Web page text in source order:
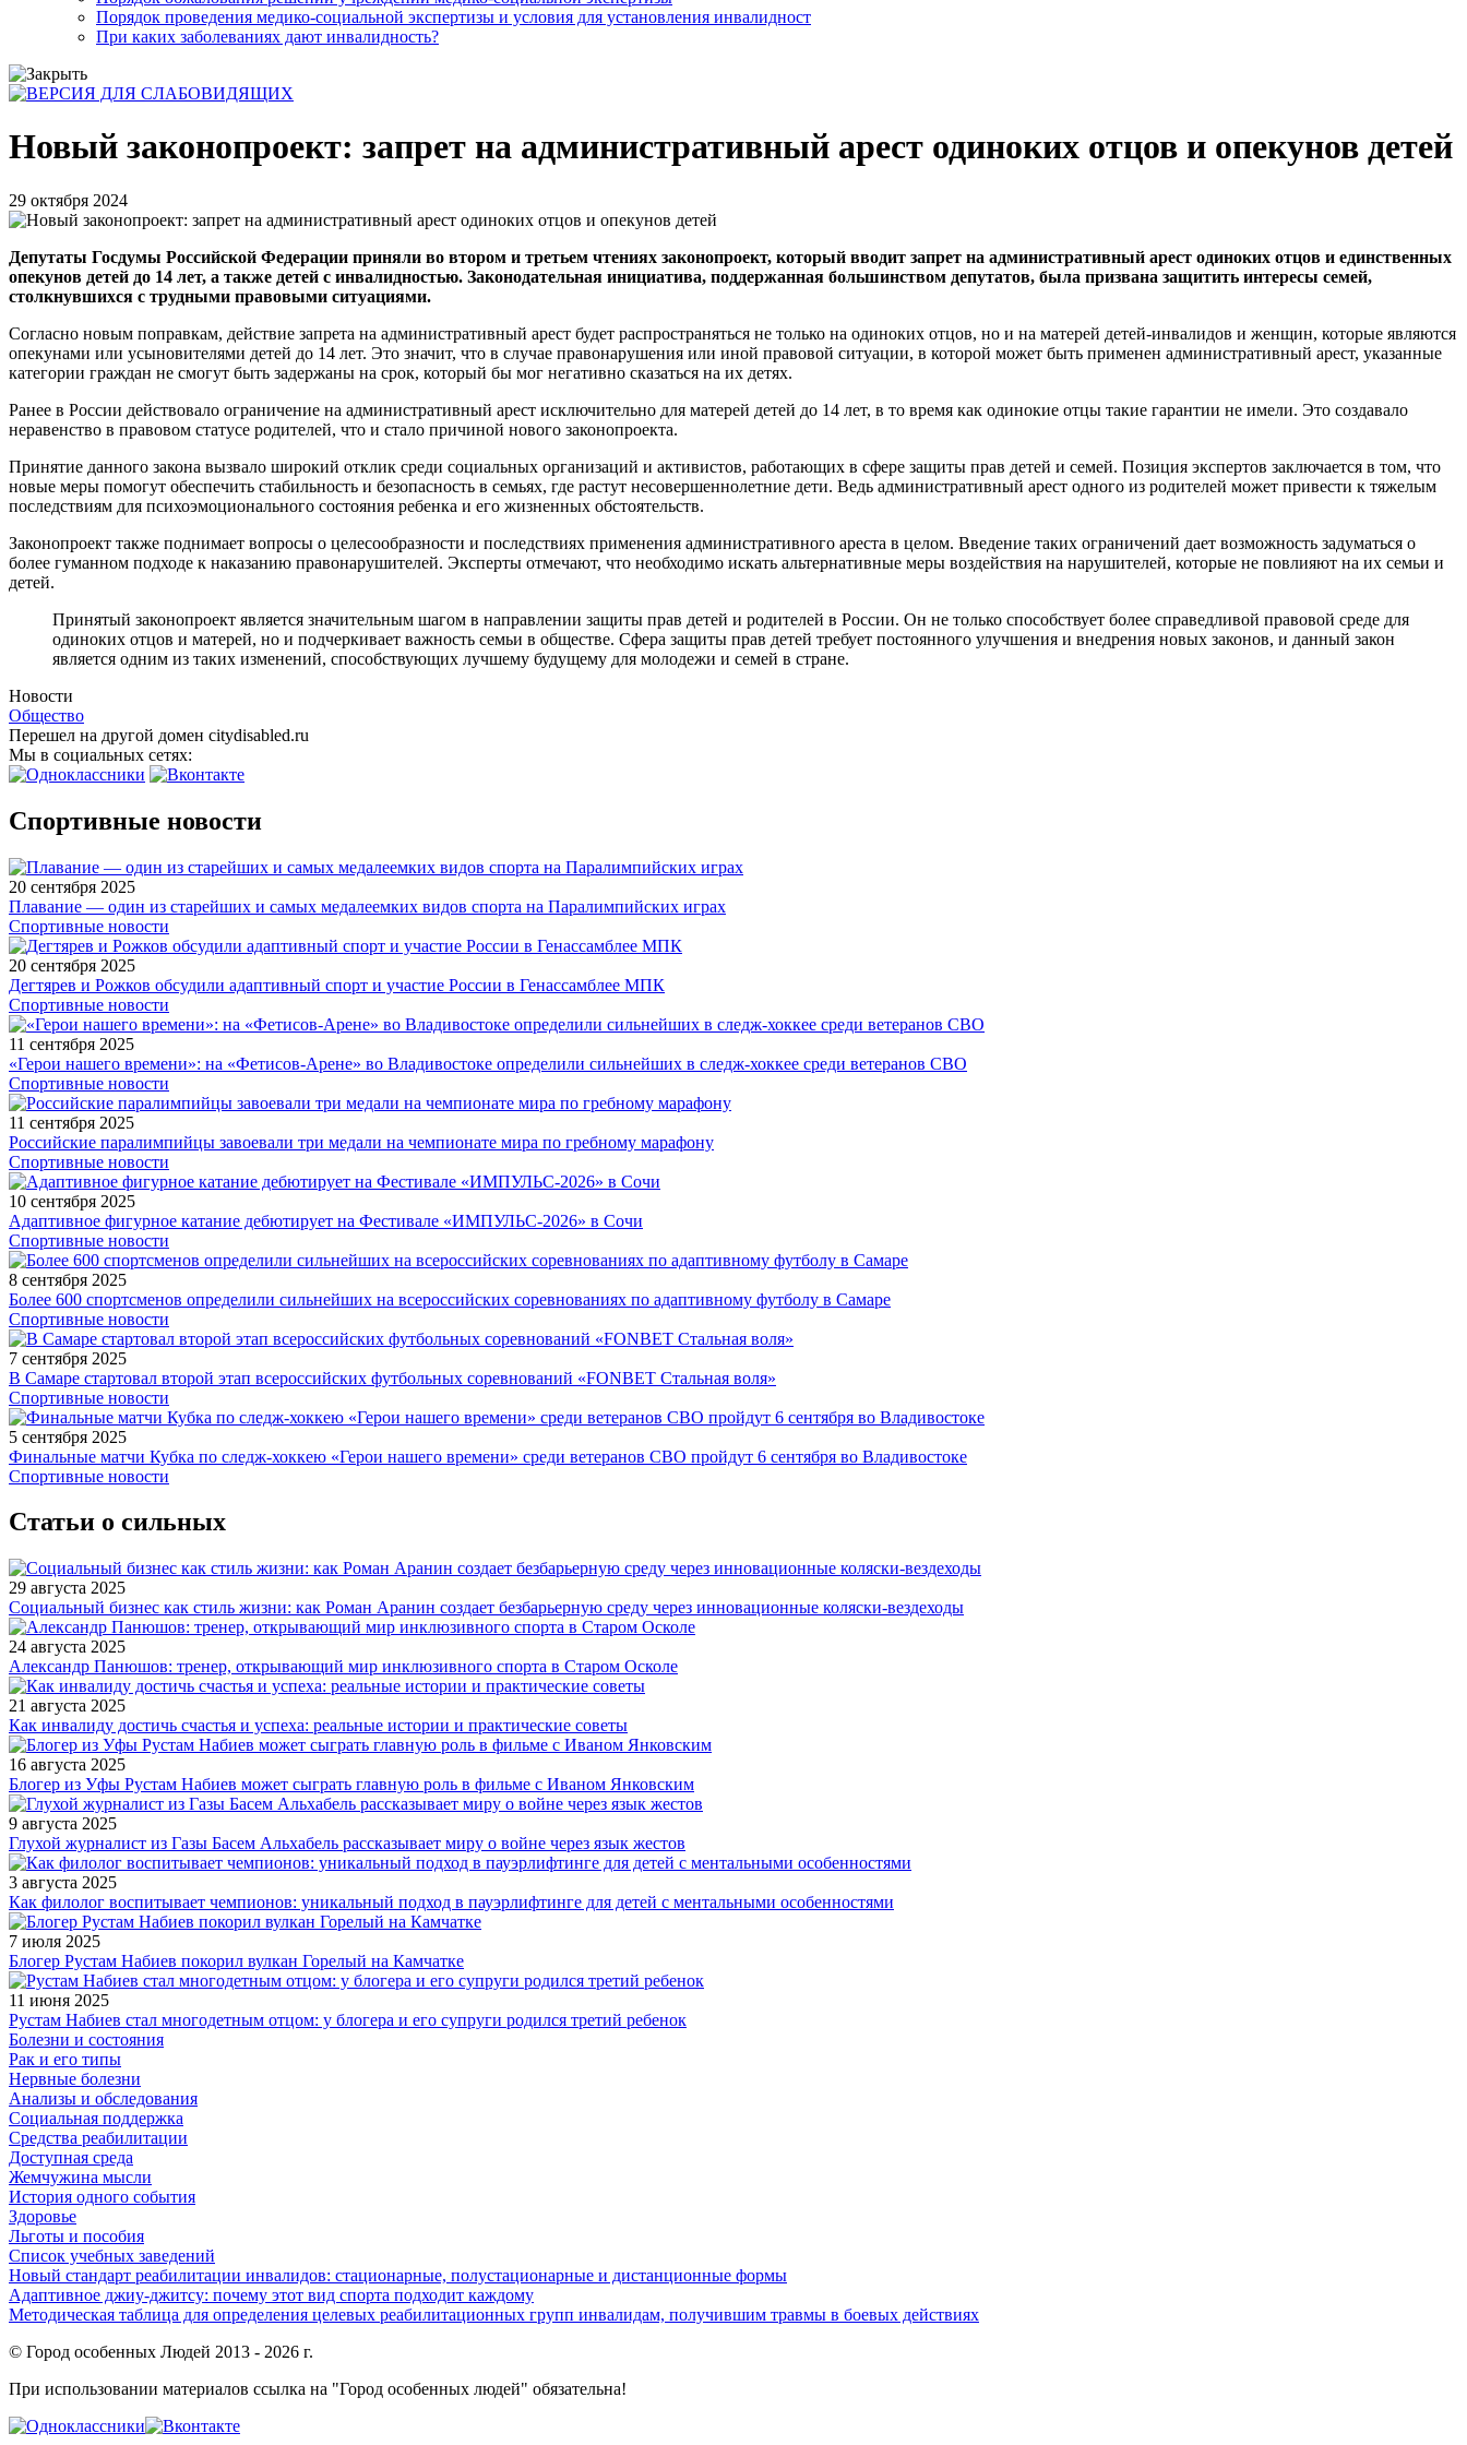
Порядок проведения медико-социальной экспертизы и условия для установления инвалидност
При каких заболеваниях дают инвалидность?
Новый законопроект: запрет на административный арест одиноких отцов и опекунов детей
29 октября 2024
Депутаты Госдумы Российской Федерации приняли во втором и третьем чтениях законопроект, который вводит запрет на административный арест одиноких отцов и единственных
опекунов детей до 14 лет, а также детей с инвалидностью. Законодательная инициатива, поддержанная большинством депутатов, была призвана защитить интересы семей,
столкнувшихся с трудными правовыми ситуациями.
Согласно новым поправкам, действие запрета на административный арест будет распространяться не только на одиноких отцов, но и на матерей детей-инвалидов и женщин, которые являются
опекунами или усыновителями детей до 14 лет. Это значит, что в случае правонарушения или иной правовой ситуации, в которой может быть применен административный арест, указанные
категории граждан не смогут быть задержаны на срок, который бы мог негативно сказаться на их детях.
Ранее в России действовало ограничение на административный арест исключительно для матерей детей до 14 лет, в то время как одинокие отцы такие гарантии не имели. Это создавало
неравенство в правовом статусе родителей, что и стало причиной нового законопроекта.
Принятие данного закона вызвало широкий отклик среди социальных организаций и активистов, работающих в сфере защиты прав детей и семей. Позиция экспертов заключается в том, что
новые меры помогут обеспечить стабильность и безопасность в семьях, где растут несовершеннолетние дети. Ведь административный арест одного из родителей может привести к тяжелым
последствиям для психоэмоционального состояния ребенка и его жизненных обстоятельств.
Законопроект также поднимает вопросы о целесообразности и последствиях применения административного ареста в целом. Введение таких ограничений дает возможность задуматься о
более гуманном подходе к наказанию правонарушителей. Эксперты отмечают, что необходимо искать альтернативные меры воздействия на нарушителей, которые не повлияют на их семьи и
детей.
Принятый законопроект является значительным шагом в направлении защиты прав детей и родителей в России. Он не только способствует более справедливой правовой среде для
одиноких отцов и матерей, но и подчеркивает важность семьи в обществе. Сфера защиты прав детей требует постоянного улучшения и внедрения новых законов, и данный закон
является одним из таких изменений, способствующих лучшему будущему для молодежи и семей в стране.
Новости
Общество
Перешел на другой домен citydisabled.ru
Мы в социальных сетях:
Спортивные новости
20 сентября 2025
Плавание — один из старейших и самых медалеемких видов спорта на Паралимпийских играх
Спортивные новости
20 сентября 2025
Дегтярев и Рожков обсудили адаптивный спорт и участие России в Генассамблее МПК
Спортивные новости
11 сентября 2025
«Герои нашего времени»: на «Фетисов-Арене» во Владивостоке определили сильнейших в следж-хоккее среди ветеранов СВО
Спортивные новости
11 сентября 2025
Российские паралимпийцы завоевали три медали на чемпионате мира по гребному марафону
Спортивные новости
10 сентября 2025
Адаптивное фигурное катание дебютирует на Фестивале «ИМПУЛЬС-2026» в Сочи
Спортивные новости
8 сентября 2025
Более 600 спортсменов определили сильнейших на всероссийских соревнованиях по адаптивному футболу в Самаре
Спортивные новости
7 сентября 2025
В Самаре стартовал второй этап всероссийских футбольных соревнований «FONBET Стальная воля»
Спортивные новости
5 сентября 2025
Финальные матчи Кубка по следж-хоккею «Герои нашего времени» среди ветеранов СВО пройдут 6 сентября во Владивостоке
Спортивные новости
Статьи о сильных
29 августа 2025
Социальный бизнес как стиль жизни: как Роман Аранин создает безбарьерную среду через инновационные коляски-вездеходы
24 августа 2025
Александр Панюшов: тренер, открывающий мир инклюзивного спорта в Старом Осколе
21 августа 2025
Как инвалиду достичь счастья и успеха: реальные истории и практические советы
16 августа 2025
Блогер из Уфы Рустам Набиев может сыграть главную роль в фильме с Иваном Янковским
9 августа 2025
Глухой журналист из Газы Басем Альхабель рассказывает миру о войне через язык жестов
3 августа 2025
Как филолог воспитывает чемпионов: уникальный подход в пауэрлифтинге для детей с ментальными особенностями
7 июля 2025
Блогер Рустам Набиев покорил вулкан Горелый на Камчатке
11 июня 2025
Рустам Набиев стал многодетным отцом: у блогера и его супруги родился третий ребенок
Болезни и состояния
Рак и его типы
Нервные болезни
Анализы и обследования
Социальная поддержка
Средства реабилитации
Доступная среда
Жемчужина мысли
История одного события
Здоровье
Льготы и пособия
Список учебных заведений
Новый стандарт реабилитации инвалидов: стационарные, полустационарные и дистанционные формы
Адаптивное джиу-джитсу: почему этот вид спорта подходит каждому
Методическая таблица для определения целевых реабилитационных групп инвалидам, получившим травмы в боевых действиях
© Город особенных Людей 2013 - 2026 г.
При использовании материалов ссылка на "Город особенных людей" обязательна!